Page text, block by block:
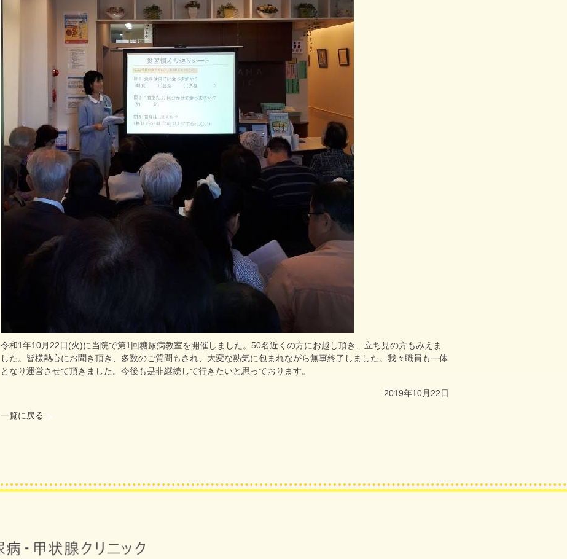
令和1年10月22日(火)に当院で第1回糖尿病教室を開催しました。50名近くの方にお越し頂き、立ち見の方もみえま
した。皆様熱心にお聞き頂き、多数のご質問もされ、大変な熱気に包まれながら無事終了しました。我々職員も一体
となり運営させて頂きました。今後も是非継続して行きたいと思っております。
2019年10月22日
一覧に戻る